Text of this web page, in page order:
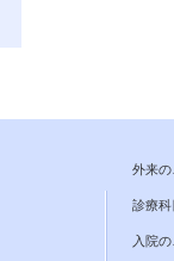
外来
診療
入院